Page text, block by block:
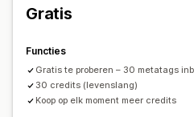
SEOGratis
Functies
Gratis te proberen – 30 metatags
30 credits (levenslang)
Koop op elk moment meer credits